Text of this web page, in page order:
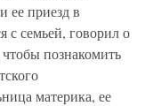
ее приезд в
с семьей, говорил о
познакомить
материка, ее